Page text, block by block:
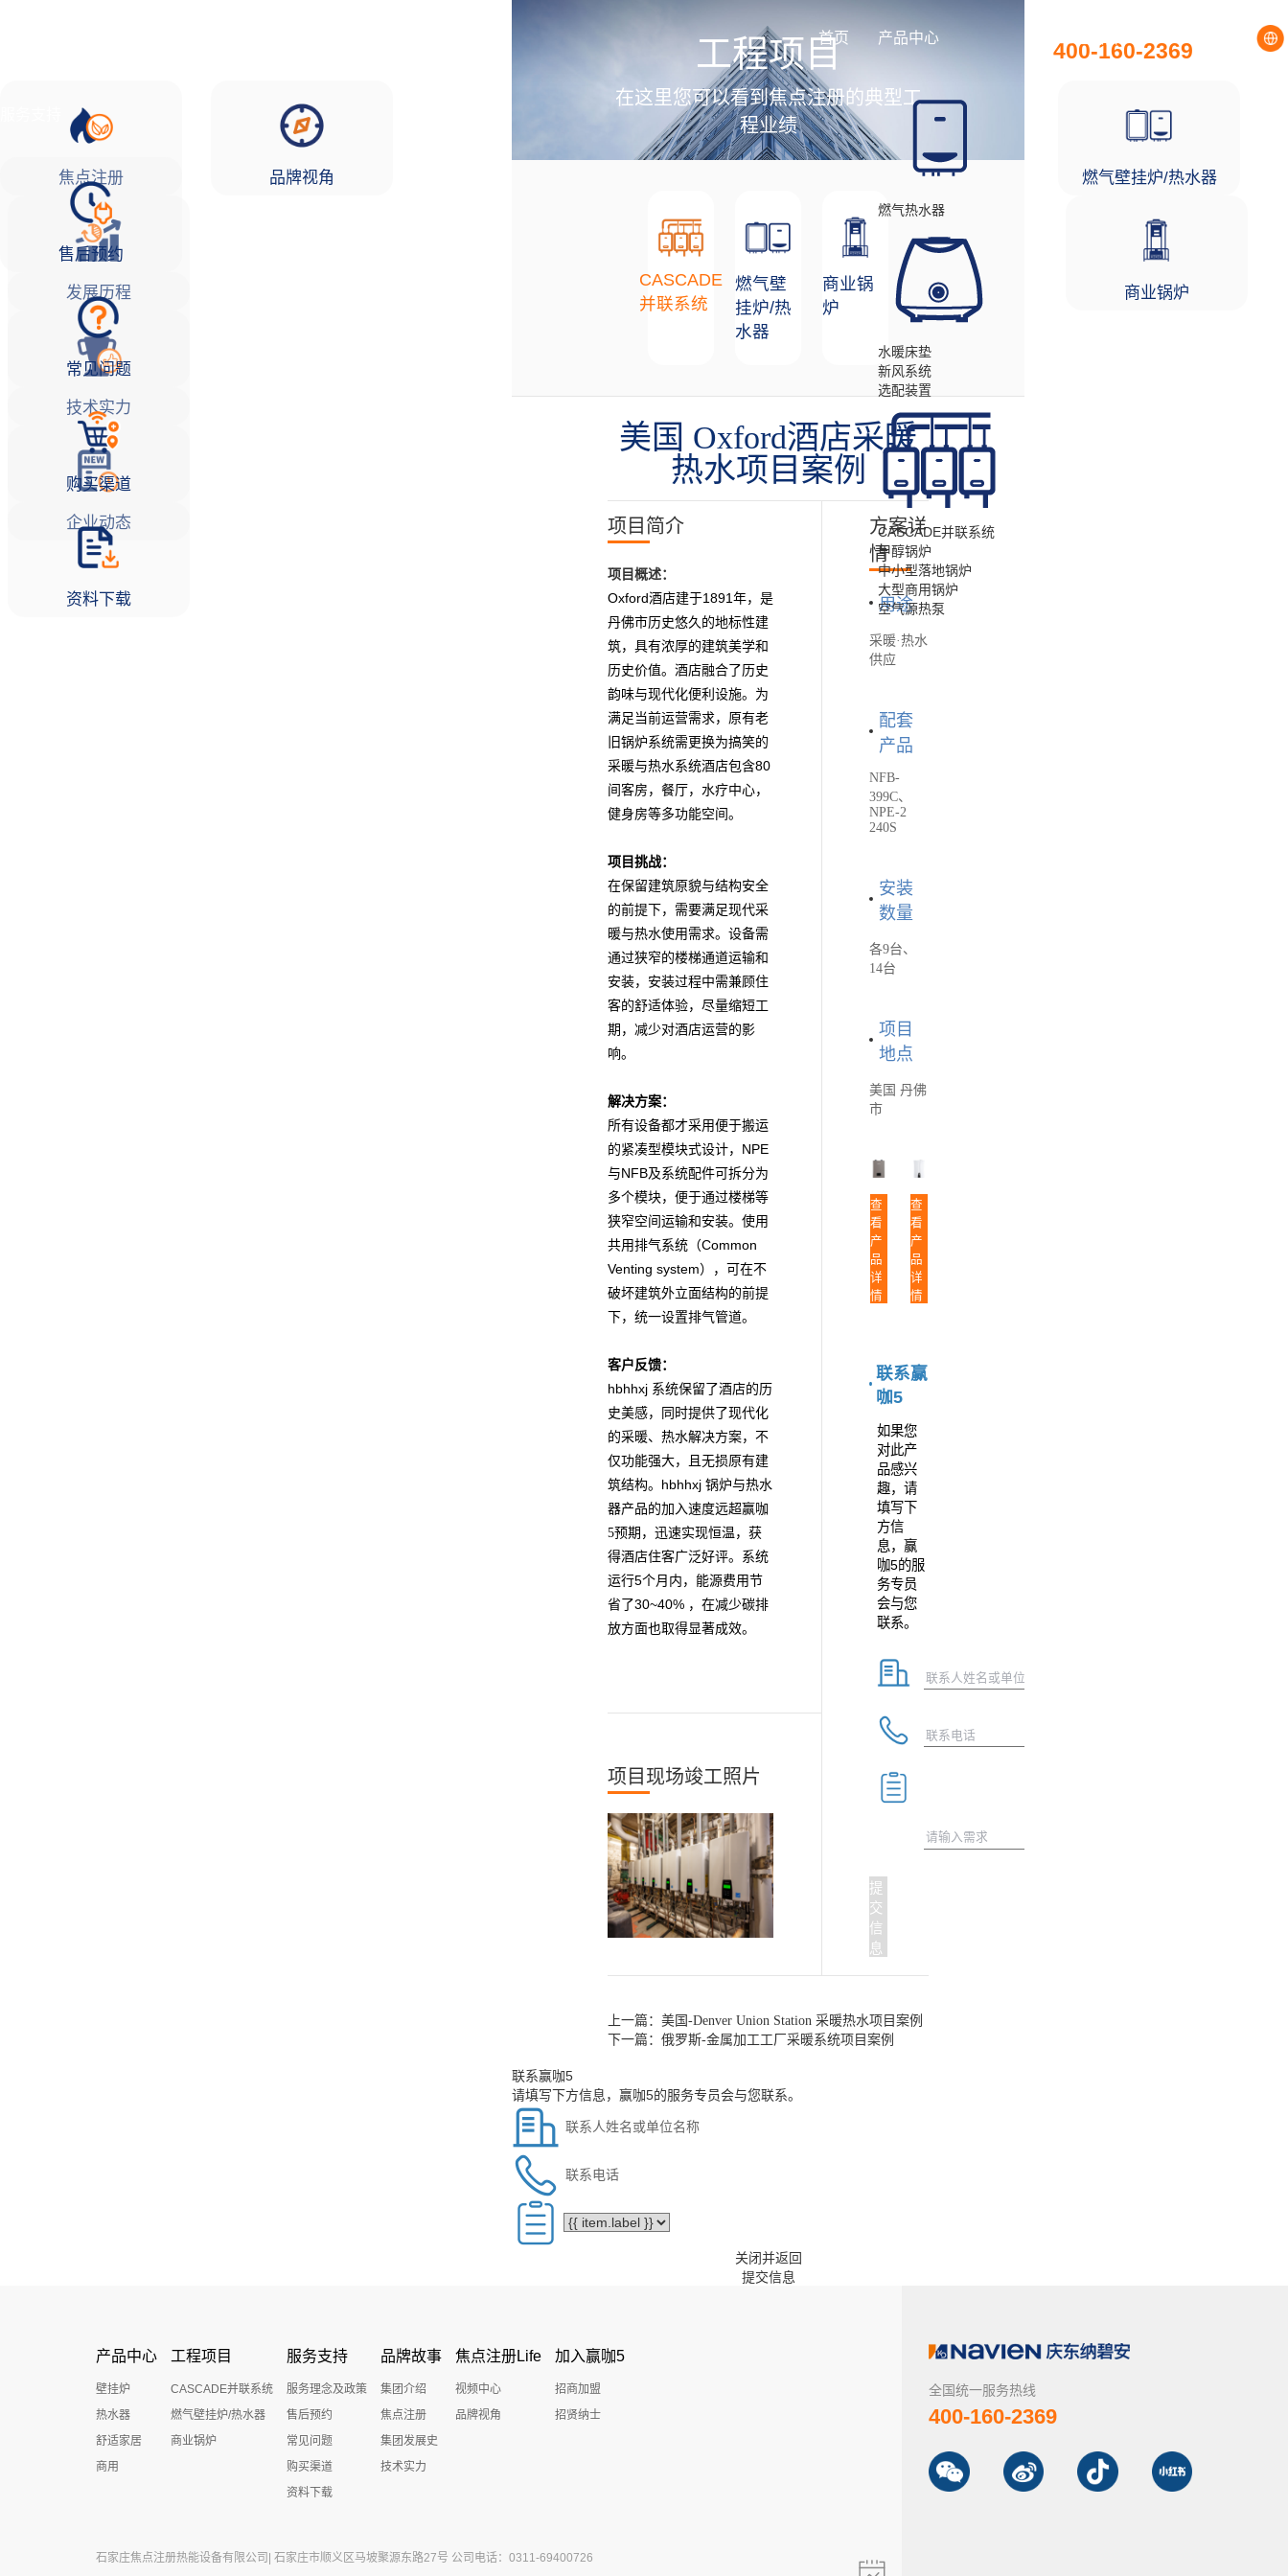
首页 产品中心
燃气热水器
水暖床垫
新风系统
选配装置
CASCADE并联系统
甲醇锅炉
中小型落地锅炉
大型商用锅炉
空气源热泵
燃气壁挂炉/热水器
商业锅炉
售后预约
常见问题
购买渠道
资料下载
焦点注册
发展历程
技术实力
企业动态
品牌视角
400-160-2369
工程项目
在这里您可以看到焦点注册的典型工
程业绩
CASCADE
并联系统
燃气壁
挂炉/热
水器
商业锅
炉
美国 Oxford酒店采暖
热水项目案例
项目简介
项目概述：
Oxford酒店建于1891 年，是
丹佛市历史悠久的地标性建
筑，具有浓厚的建筑美学和
历史价值。酒店融合了历史
韵味与现代化便利设施。为
满足当前运营需求，原有老
旧锅炉系统需更换为搞笑的
采暖与热水系统酒店包含80
间客房，餐厅，水疗中心，
健身房等多功能空间。
项目挑战：
在保留建筑原貌与结构安全
的前提下，需要满足现代采
暖与热水使用需求。设备需
通过狭窄的楼梯通道运输和
安装，安装过程中需兼顾住
客的舒适体验，尽量缩短工
期，减少对酒店运营的影
响。
解决方案：
所有设备都才采用便于搬运
的紧凑型模块式设计， NPE
与NFB及系统配件可拆分为
多个模块，便于通过楼梯等
狭窄空间运输和安装。使用
共用排气系统（Common
Venting system），可在不
破坏建筑外立面结构的前提
下，统一设置排气管道。
客户反馈：
hbhhxj 系统保留了酒店的历
史美感，同时提供了现代化
的采暖、热水解决方案，不
仅功能强大，且无损原有建
筑结构。 hbhhxj 锅炉与热水
器产品的加入速度远超赢咖
5预期，迅速实现恒温，获
得酒店住客广泛好评。系统
运行5个月内，能源费用节
省了30~40% ，在减少碳排
放方面也取得显著成效。
项目现场竣工照片
方案详
情
用途
采暖·热水
供应
配套
产品
NFB-
399C、
NPE-2
240S
安装
数量
各9台、
14台
项目
地点
美国 丹佛
市
查
看
产
品
详
情
查
看
产
品
详
情
联系赢
咖5
如果您
对此产
品感兴
趣，请
填写下
方信
息，赢
咖5的服
务专员
会与您
联系。
提
交
信
息
上一篇： 美国-Denver Union Station 采暖热水项目案例
下一篇： 俄罗斯-金属加工工厂采暖系统项目案例
联系赢咖5
请填写下方信息，赢咖5的服务专员会与您联系。
关闭并返回
提交信息
产品中心
壁挂炉
热水器
舒适家居
商用
工程项目
CASCADE并联系统
燃气壁挂炉/热水器
商业锅炉
服务支持
服务理念及政策
售后预约
常见问题
购买渠道
资料下载
品牌故事
集团介绍
焦点注册
集团发展史
技术实力
焦点注册Life
视频中心
品牌视角
加入赢咖5
招商加盟
招贤纳士
石家庄焦点注册热能设备有限公司| 石家庄市顺义区马坡聚源东路27号 公司电话：0311-69400726
全国统一服务热线
400-160-2369